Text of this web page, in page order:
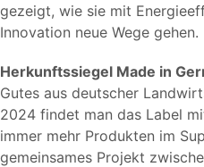
gezeigt, wie sie mit
Innovation neue Wege gehen.
Herkunftssiegel Made in
Gutes aus deutscher
2024 findet man das Label
immer mehr Produkten im
gemeinsames Projekt